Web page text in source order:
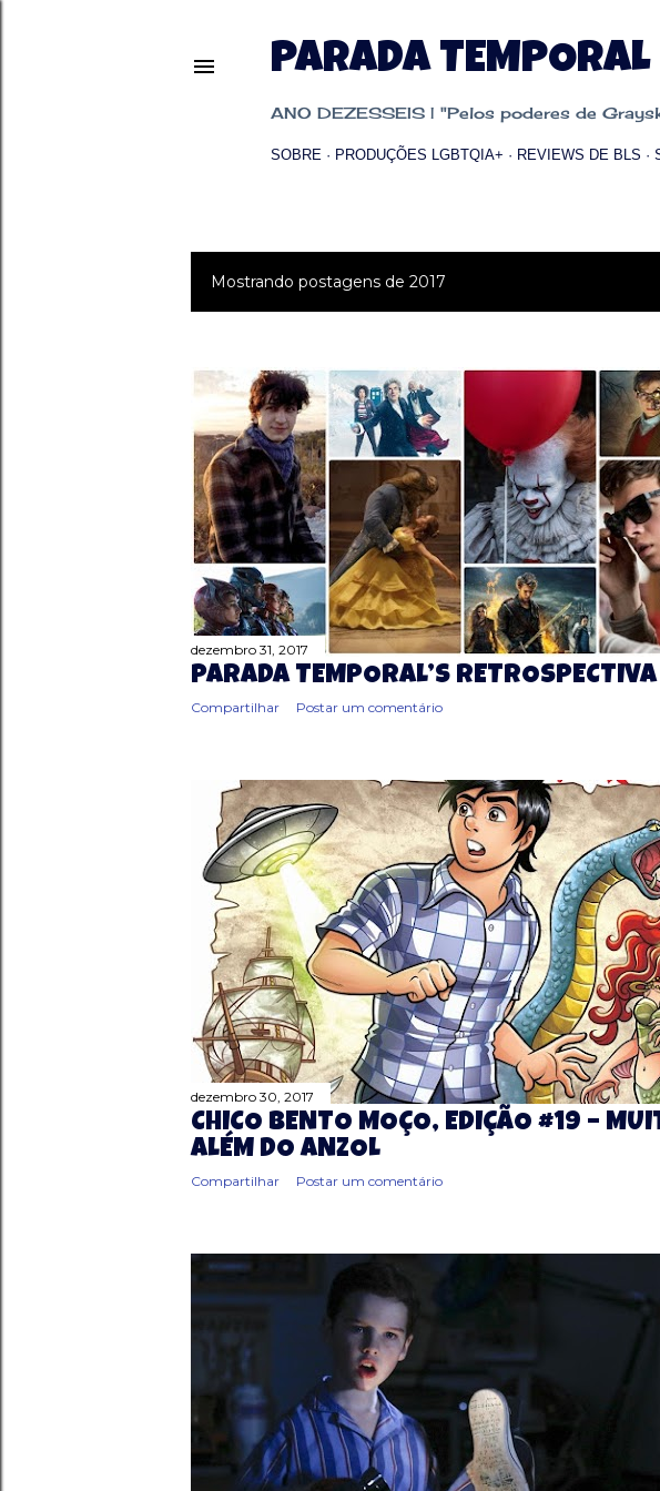
PARADA TEMPORAL
ANO DEZESSEIS | "Pelos poderes de
SOBRE PRODUÇÕES LGBTQIA+ REVIEWS DE BLS
P
s
t
a
g
e
n
s
Mostrando postagens de 2017
dezembro 31, 2017
PARADA TEMPORAL’S
Compartilhar Postar um comentário
dezembro 30, 2017
CHICO BENTO MOÇO, EDIÇÃO #19 –
ALÉM DO ANZOL
Compartilhar Postar um comentário